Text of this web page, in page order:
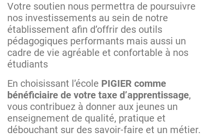
Votre soutien nous permettra de poursuivre
nos investissements au sein de notre
établissement afin d’offrir des outils
pédagogiques performants mais aussi un
cadre de vie agréable et confortable à nos
étudiants
En choisissant l’école PIGIER comme
bénéficiaire de votre taxe d’apprentissage,
vous contribuez à donner aux jeunes un
enseignement de qualité, pratique et
débouchant sur des savoir-faire et un métier.